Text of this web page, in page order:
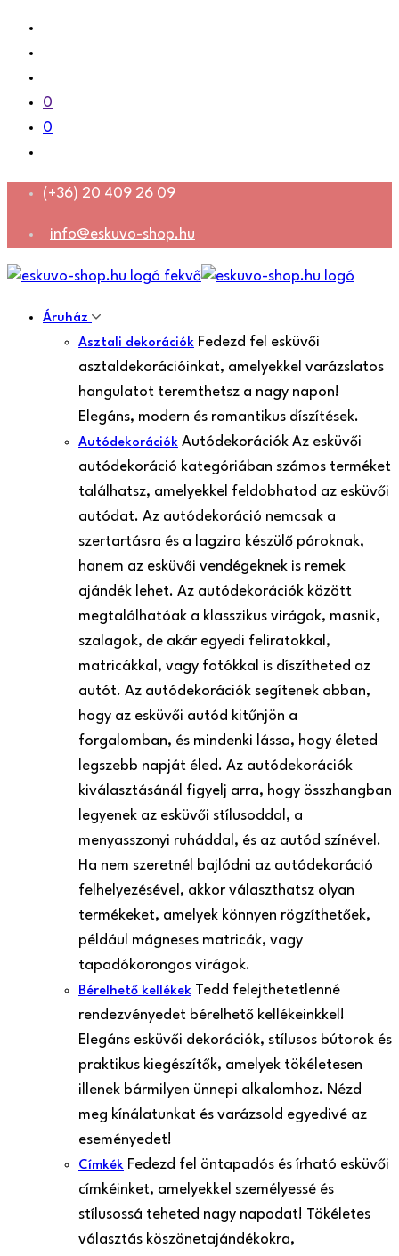
0
0
(+36) 20 409 26 09
info@eskuvo-shop.hu
Áruház
Asztali dekorációk Fedezd fel esküvői
asztaldekorációinkat, amelyekkel varázslatos
hangulatot teremthetsz a nagy napon!
Elegáns, modern és romantikus díszítések.
Autódekorációk Autódekorációk Az esküvői
autódekoráció kategóriában számos terméket
találhatsz, amelyekkel feldobhatod az esküvői
autódat. Az autódekoráció nemcsak a
szertartásra és a lagzira készülő pároknak,
hanem az esküvői vendégeknek is remek
ajándék lehet. Az autódekorációk között
megtalálhatóak a klasszikus virágok, masnik,
szalagok, de akár egyedi feliratokkal,
matricákkal, vagy fotókkal is díszítheted az
autót. Az autódekorációk segítenek abban,
hogy az esküvői autód kitűnjön a
forgalomban, és mindenki lássa, hogy életed
legszebb napját éled. Az autódekorációk
kiválasztásánál figyelj arra, hogy összhangban
legyenek az esküvői stílusoddal, a
menyasszonyi ruháddal, és az autód színével.
Ha nem szeretnél bajlódni az autódekoráció
felhelyezésével, akkor választhatsz olyan
termékeket, amelyek könnyen rögzíthetőek,
például mágneses matricák, vagy
tapadókorongos virágok.
Bérelhető kellékek Tedd felejthetetlenné
rendezvényedet bérelhető kellékeinkkel!
Elegáns esküvői dekorációk, stílusos bútorok és
praktikus kiegészítők, amelyek tökéletesen
illenek bármilyen ünnepi alkalomhoz. Nézd
meg kínálatunkat és varázsold egyedivé az
eseményedet!
Címkék Fedezd fel öntapadós és írható esküvői
címkéinket, amelyekkel személyessé és
stílusossá teheted nagy napodat! Tökéletes
választás köszönetajándékokra,